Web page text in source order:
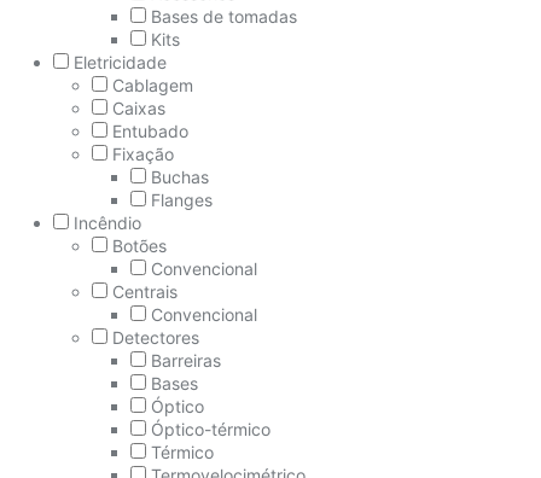
Bases de tomadas
Kits
Eletricidade
Cablagem
Caixas
Entubado
Fixação
Buchas
Flanges
Incêndio
Botões
Convencional
Centrais
Convencional
Detectores
Barreiras
Bases
Óptico
Óptico-térmico
Térmico